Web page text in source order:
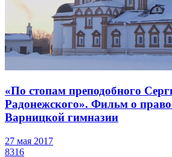
«По стопам преподобного
Радонежского». Фильм о
Варницкой гимназии
27 мая 2017
8316